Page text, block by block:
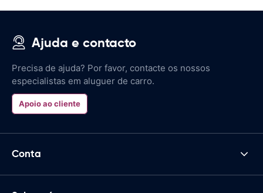
Ajuda e contacto
Precisa de ajuda? Por favor, contacte os nossos
especialistas em aluguer de carro.
Apoio ao cliente
Conta